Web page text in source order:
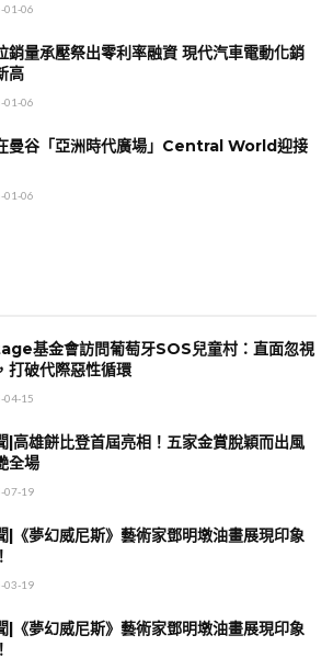
01-06
銷量承壓祭出零利率融資 現代汽車電動化銷
高
01-06
曼谷「亞洲時代廣場」Central World迎接
01-06
基金會訪問葡萄牙SOS兒童村：直面忽視
打破代際惡性循環
04-15
|高雄餅比登首屆亮相！五家金賞脫穎而出風
全場
07-19
|《夢幻威尼斯》藝術家鄧明墩油畫展現印象
03-19
|《夢幻威尼斯》藝術家鄧明墩油畫展現印象